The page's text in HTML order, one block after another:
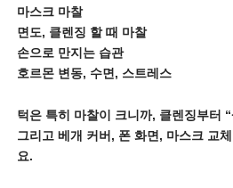
마스크 마찰
면도, 클렌징 할 때 마찰
손으로 만지는 습관
호르몬 변동, 수면, 스트레스
턱은 특히 마찰이 크니까, 클렌징부터
그리고 베개 커버, 폰 화면, 마스크 교
요.